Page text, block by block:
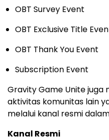
OBT Survey Event
OBT Exclusive Title
OBT Thank You Event
Subscription Event
Gravity Game Unite juga
aktivitas komunitas lain
melalui kanal resmi
Kanal Resmi